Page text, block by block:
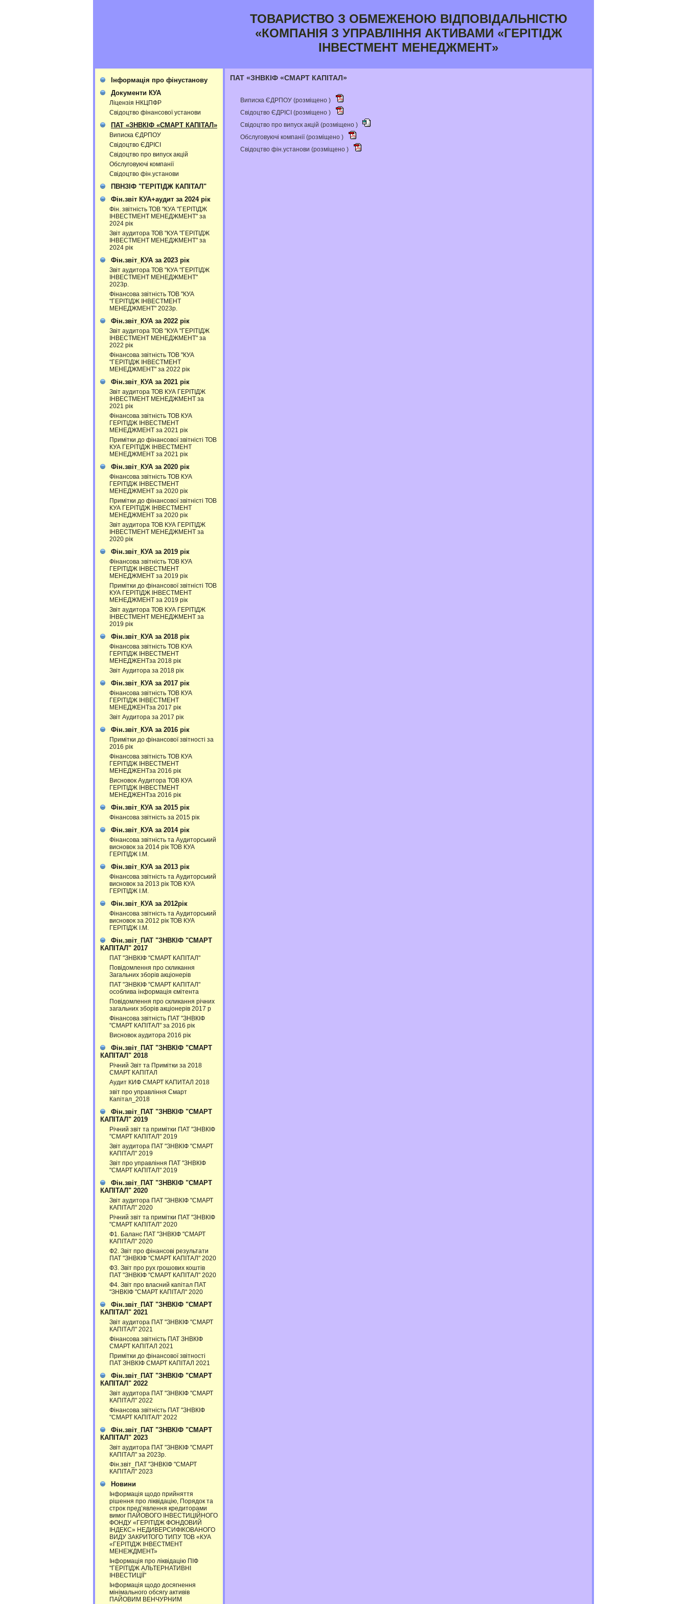
ТОВАРИСТВО З ОБМЕЖЕНОЮ ВІДПОВІДАЛЬНІСТЮ
«КОМПАНІЯ З УПРАВЛІННЯ АКТИВАМИ «ГЕРІТІДЖ
ІНВЕСТМЕНТ МЕНЕДЖМЕНТ»
Інформація про фінустанову
Документи КУА
Ліцензія НКЦПФР
Свідоцтво фінансової установи
ПАТ «ЗНВКІФ «СМАРТ КАПІТАЛ»
Виписка ЄДРПОУ
Свідоцтво ЄДРІСІ
Свідоцтво про випуск акцій
Обслуговуючі компанії
Свідоцтво фін.установи
ПВНЗІФ "ГЕРІТІДЖ КАПІТАЛ"
Фін.звіт КУА+аудит за 2024 рік
Фін. звітність ТОВ "КУА "ГЕРІТІДЖ
ІНВЕСТМЕНТ МЕНЕДЖМЕНТ" за
2024 рік
Звіт аудитора ТОВ "КУА "ГЕРІТІДЖ
ІНВЕСТМЕНТ МЕНЕДЖМЕНТ" за
2024 рік
Фін.звіт_КУА за 2023 рік
Звіт аудитора ТОВ "КУА "ГЕРІТІДЖ
ІНВЕСТМЕНТ МЕНЕДЖМЕНТ"
2023р.
Фінансова звітність ТОВ "КУА
"ГЕРІТІДЖ ІНВЕСТМЕНТ
МЕНЕДЖМЕНТ" 2023р.
Фін.звіт_КУА за 2022 рік
Звіт аудитора ТОВ "КУА "ГЕРІТІДЖ
ІНВЕСТМЕНТ МЕНЕДЖМЕНТ" за
2022 рік
Фінансова звітність ТОВ "КУА
"ГЕРІТІДЖ ІНВЕСТМЕНТ
МЕНЕДЖМЕНТ" за 2022 рік
Фін.звіт_КУА за 2021 рік
Звіт аудитора ТОВ КУА ГЕРІТІДЖ
ІНВЕСТМЕНТ МЕНЕДЖМЕНТ за
2021 рік
Фінансова звітність ТОВ КУА
ГЕРІТІДЖ ІНВЕСТМЕНТ
МЕНЕДЖМЕНТ за 2021 рік
Примітки до фінансової звітністі ТОВ
КУА ГЕРІТІДЖ ІНВЕСТМЕНТ
МЕНЕДЖМЕНТ за 2021 рік
Фін.звіт_КУА за 2020 рік
Фінансова звітність ТОВ КУА
ГЕРІТІДЖ ІНВЕСТМЕНТ
МЕНЕДЖМЕНТ за 2020 рік
Примітки до фінансової звітністі ТОВ
КУА ГЕРІТІДЖ ІНВЕСТМЕНТ
МЕНЕДЖМЕНТ за 2020 рік
Звіт аудитора ТОВ КУА ГЕРІТІДЖ
ІНВЕСТМЕНТ МЕНЕДЖМЕНТ за
2020 рік
Фін.звіт_КУА за 2019 рік
Фінансова звітність ТОВ КУА
ГЕРІТІДЖ ІНВЕСТМЕНТ
МЕНЕДЖМЕНТ за 2019 рік
Примітки до фінансової звітністі ТОВ
КУА ГЕРІТІДЖ ІНВЕСТМЕНТ
МЕНЕДЖМЕНТ за 2019 рік
Звіт аудитора ТОВ КУА ГЕРІТІДЖ
ІНВЕСТМЕНТ МЕНЕДЖМЕНТ за
2019 рік
Фін.звіт_КУА за 2018 рік
Фінансова звітність ТОВ КУА
ГЕРІТІДЖ ІНВЕСТМЕНТ
МЕНЕДЖЕНТза 2018 рік
Звіт Аудитора за 2018 рік
Фін.звіт_КУА за 2017 рік
Фінансова звітність ТОВ КУА
ГЕРІТІДЖ ІНВЕСТМЕНТ
МЕНЕДЖЕНТза 2017 рік
Звіт Аудитора за 2017 рік
Фін.звіт_КУА за 2016 рік
Примітки до фінансової звітності за
2016 рік
Фінансова звітність ТОВ КУА
ГЕРІТІДЖ ІНВЕСТМЕНТ
МЕНЕДЖЕНТза 2016 рік
Висновок Аудитора ТОВ КУА
ГЕРІТІДЖ ІНВЕСТМЕНТ
МЕНЕДЖЕНТза 2016 рік
Фін.звіт_КУА за 2015 рік
Фінансова звітність за 2015 рік
Фін.звіт_КУА за 2014 рік
Фінансова звітність та Аудиторський
висновок за 2014 рік ТОВ КУА
ГЕРІТІДЖ І.М.
Фін.звіт_КУА за 2013 рік
Фінансова звітність та Аудиторський
висновок за 2013 рік ТОВ КУА
ГЕРІТІДЖ І.М.
Фін.звіт_КУА за 2012рік
Фінансова звітність та Аудиторський
висновок за 2012 рік ТОВ КУА
ГЕРІТІДЖ І.М.
Фін.звіт_ПАТ "ЗНВКІФ "СМАРТ
КАПІТАЛ" 2017
ПАТ "ЗНВКІФ "СМАРТ КАПІТАЛ"
Повідомлення про скликання
Загальних зборів акціонерів
ПАТ "ЗНВКІФ "СМАРТ КАПІТАЛ"
особлива інформація ємітента
Повідомлення про скликання річних
загальних зборів акціонерів 2017 р
Фінансова звітність ПАТ "ЗНВКІФ
"СМАРТ КАПІТАЛ" за 2016 рік
Висновок аудитора 2016 рік
Фін.звіт_ПАТ "ЗНВКІФ "СМАРТ
КАПІТАЛ" 2018
Річний Звіт та Примітки за 2018
СМАРТ КАПІТАЛ
Аудит КИФ СМАРТ КАПИТАЛ 2018
звіт про управління Смарт
Капітал_2018
Фін.звіт_ПАТ "ЗНВКІФ "СМАРТ
КАПІТАЛ" 2019
Річний звіт та примітки ПАТ "ЗНВКІФ
"СМАРТ КАПІТАЛ" 2019
Звіт аудитора ПАТ "ЗНВКІФ "СМАРТ
КАПІТАЛ" 2019
Звіт про управління ПАТ "ЗНВКІФ
"СМАРТ КАПІТАЛ" 2019
Фін.звіт_ПАТ "ЗНВКІФ "СМАРТ
КАПІТАЛ" 2020
Звіт аудитора ПАТ "ЗНВКІФ "СМАРТ
КАПІТАЛ" 2020
Річний звіт та примітки ПАТ "ЗНВКІФ
"СМАРТ КАПІТАЛ" 2020
Ф1. Баланс ПАТ "ЗНВКІФ "СМАРТ
КАПІТАЛ" 2020
Ф2. Звіт про фінансові результати
ПАТ "ЗНВКІФ "СМАРТ КАПІТАЛ" 2020
Ф3. Звiт про рух грошових коштiв
ПАТ "ЗНВКІФ "СМАРТ КАПІТАЛ" 2020
Ф4. Звіт про власний капітал ПАТ
"ЗНВКІФ "СМАРТ КАПІТАЛ" 2020
Фін.звіт_ПАТ "ЗНВКІФ "СМАРТ
КАПІТАЛ" 2021
Звіт аудитора ПАТ "ЗНВКІФ "СМАРТ
КАПІТАЛ" 2021
Фінансова звітність ПАТ ЗНВКІФ
СМАРТ КАПІТАЛ 2021
Примітки до фінансової звітності
ПАТ ЗНВКІФ СМАРТ КАПІТАЛ 2021
Фін.звіт_ПАТ "ЗНВКІФ "СМАРТ
КАПІТАЛ" 2022
Звіт аудитора ПАТ "ЗНВКІФ "СМАРТ
КАПІТАЛ" 2022
Фінансова звітність ПАТ "ЗНВКІФ
"СМАРТ КАПІТАЛ" 2022
Фін.звіт_ПАТ "ЗНВКІФ "СМАРТ
КАПІТАЛ" 2023
Звіт аудитора ПАТ "ЗНВКІФ "СМАРТ
КАПІТАЛ" за 2023р.
Фін.звіт_ПАТ "ЗНВКІФ "СМАРТ
КАПІТАЛ" 2023
Новини
Інформація щодо прийняття
рішення про ліквідацію, Порядок та
строк пред’явлення кредиторами
вимог ПАЙОВОГО ІНВЕСТИЦІЙНОГО
ФОНДУ «ГЕРІТІДЖ ФОНДОВИЙ
ІНДЕКС» НЕДИВЕРСИФІКОВАНОГО
ВИДУ ЗАКРИТОГО ТИПУ ТОВ «КУА
«ГЕРІТІДЖ ІНВЕСТМЕНТ
МЕНЕЖДМЕНТ»
Інформація про ліквідацію ПІФ
"ГЕРІТІДЖ АЛЬТЕРНАТИВНІ
ІНВЕСТИЦІЇ"
Інформація щодо досягнення
мінімального обсягу активів
ПАЙОВИМ ВЕНЧУРНИМ
ПАТ «ЗНВКІФ «СМАРТ КАПІТАЛ»
Виписка ЄДРПОУ (розміщено )
Свідоцтво ЄДРІСІ (розміщено )
Свідоцтво про випуск акцій (розміщено )
Обслуговуючі компанії (розміщено )
Свідоцтво фін.установи (розміщено )